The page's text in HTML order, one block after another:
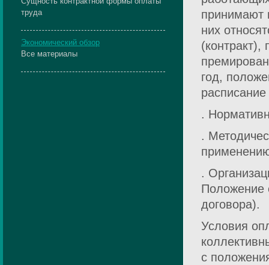
принимают
них
год,
.
.
.
Положение
договора).
Условия
с
труда
Экономический обзор
Все материалы